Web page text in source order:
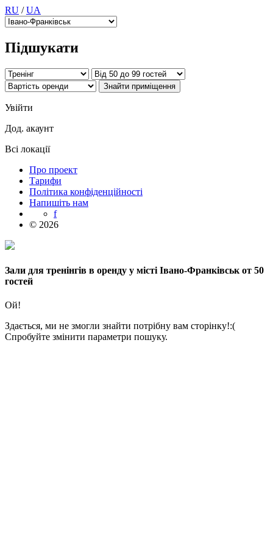
RU /UA
Підшукати
Увійти
Дод. акаунт
Всі локації
Про проект
Тарифи
Політика конфіденційності
Напишіть нам
f
© 2026
Зали для тренінгів в оренду у місті Івано-Франківськ от 50
гостей
Ой!
Здається, ми не змогли знайти потрібну вам сторінку!:(
Спробуйте змінити параметри пошуку.